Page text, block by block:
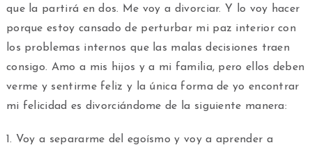
que la partirá en dos. Me voy a divorciar. Y lo voy hacer
porque estoy cansado de perturbar mi paz interior con
los problemas internos que las malas decisiones traen
consigo. Amo a mis hijos y a mi familia, pero ellos deben
verme y sentirme feliz y la única forma de yo encontrar
mi felicidad es divorciándome de la siguiente manera:
1. Voy a separarme del egoísmo y voy a aprender a